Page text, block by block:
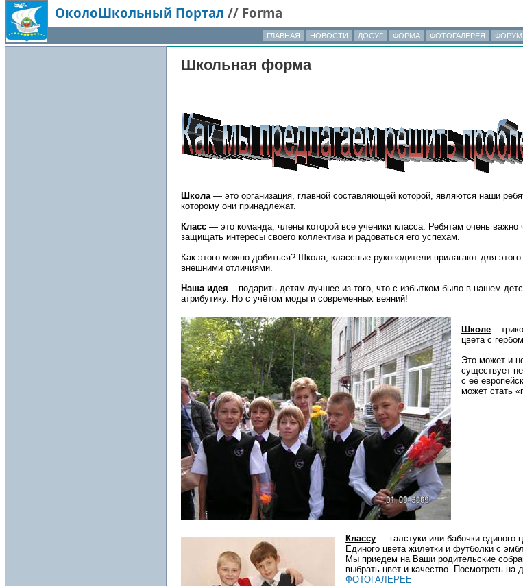
ОколоШкольный Портал // Forma
ГЛАВНАЯ НОВОСТИ ДОСУГ ФОРМА ФОТОГАЛЕРЕЯ ФОРУМ
Школьная форма
Школа — это организация, главной составляющей которой, являются наши
которому они принадлежат.
Класс — это команда, члены которой все ученики класса. Ребятам очень важно
защищать интересы своего коллектива и радоваться его успехам.
Как этого можно добиться? Школа, классные руководители прилагают для
внешними отличиями.
Наша идея – подарить детям лучшее из того, что с избытком было в нашем
атрибутику. Но с учётом моды и современных веяний!
Школе –
цвета с
Это может и
существует
с её
может стать
Классу — галстуки или бабочки единого
Единого цвета жилетки и футболки с
Мы приедем на Ваши родительские
выбрать цвет и качество. Посмотреть на
ФОТОГАЛЕРЕЕ